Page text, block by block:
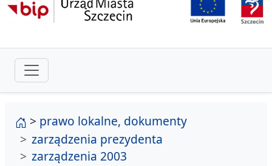
strona główna
> prawo lokalne, dokumenty
zarządzenia prezydenta
zarządzenia 2003